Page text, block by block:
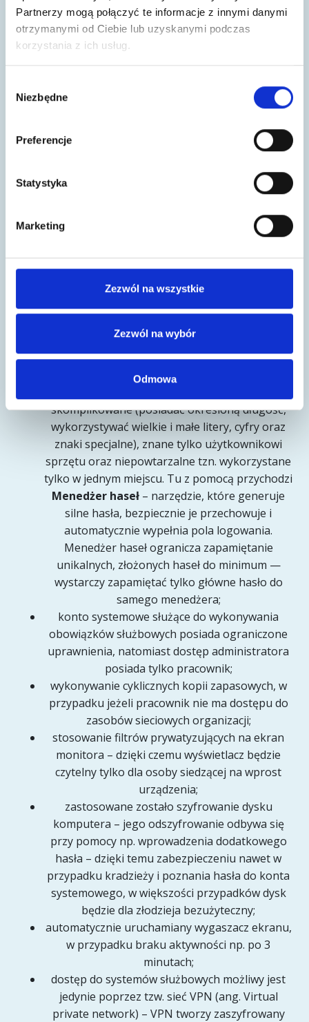
Partnerzy mogą połączyć te informacje z innymi danymi
otrzymanymi od Ciebie lub uzyskanymi podczas
korzystania z ich usług.
zgody
Niezbędne
Preferencje
Statystyka
Marketing
Zezwól na wszystkie
Zezwól na wybór
Odmowa
systemy operacyjne oraz informatyczne
wykorzystywane na prywatnym sprzęcie
powinny być cały czas wspierane przez
producenta; niedopuszczalne zatem będzie
operacyjnego Windows 8.1, dla którego
zawsze należy pracować na zaktualizowanym
oprogramowaniu, w szczególności jeśli chodzi o
antywirusowe – takie aktualizacje prócz
bardzo często wszelkiego rodzaju usprawnienia
bezpieczeństwa czy też łatki mające na celu
usunięcie luk, które pozwolą osobie
nieuprawnionej na przejście przez
zabezpieczenia i nieautoryzowany dostęp do
danych;
ogniową (np. Microsoft Defender) oraz
skonfigurowany i opatrzony aktualnymi bazami
danych program antywirusowy;
skomplikowane (posiadać określoną długość,
wykorzystywać wielkie i małe litery, cyfry oraz
znaki specjalne), znane tylko użytkownikowi
sprzętu oraz niepowtarzalne tzn. wykorzystane
tylko w jednym miejscu. Tu z pomocą przychodzi
Menedżer haseł – narzędzie, które generuje
silne hasła, bezpiecznie je przechowuje i
automatycznie wypełnia pola logowania.
Menedżer haseł ogranicza zapamiętanie
unikalnych, złożonych haseł do minimum —
wystarczy zapamiętać tylko główne hasło do
samego menedżera;
konto systemowe służące do wykonywania
obowiązków służbowych posiada ograniczone
uprawnienia, natomiast dostęp administratora
posiada tylko pracownik;
wykonywanie cyklicznych kopii zapasowych, w
przypadku jeżeli pracownik nie ma dostępu do
zasobów sieciowych organizacji;
stosowanie filtrów prywatyzujących na ekran
monitora – dzięki czemu wyświetlacz będzie
czytelny tylko dla osoby siedzącej na wprost
urządzenia;
zastosowane zostało szyfrowanie dysku
komputera – jego odszyfrowanie odbywa się
przy pomocy np. wprowadzenia dodatkowego
hasła – dzięki temu zabezpieczeniu nawet w
przypadku kradzieży i poznania hasła do konta
systemowego, w większości przypadków dysk
będzie dla złodzieja bezużyteczny;
automatycznie uruchamiany wygaszacz ekranu,
w przypadku braku aktywności np. po 3
minutach;
dostęp do systemów służbowych możliwy jest
jedynie poprzez tzw. sieć VPN (ang. Virtual
private network) – VPN tworzy zaszyfrowany